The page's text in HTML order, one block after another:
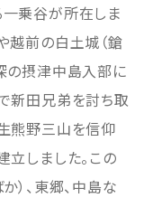
乗谷が所在しま
越前の白土城（鎗
の摂津中島入部に
新田兄弟を討ち取
熊野三山を信仰
しました。この
）、東郷、中島な